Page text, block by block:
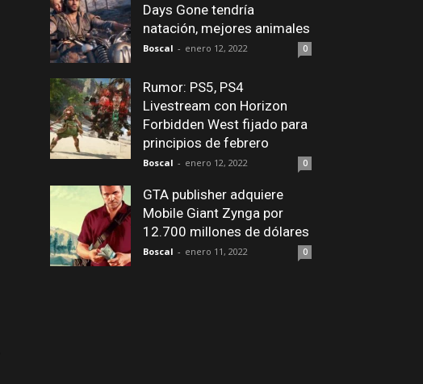
Days Gone tendría
natación, mejores animales
Boscal - enero 12, 2022 0
Rumor: PS5, PS4
Livestream con Horizon
Forbidden West fijado para
principios de febrero
Boscal - enero 12, 2022 0
GTA publisher adquiere
Mobile Giant Zynga por
12.700 millones de dólares
Boscal - enero 11, 2022 0